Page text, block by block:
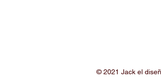
© 2021 Jack el